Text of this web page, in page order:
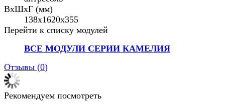
ВхШхГ (мм)
138х1620х355
Перейти к списку модулей
ВСЕ МОДУЛИ СЕРИИ КАМЕЛИЯ
Отзывы (0)
Рекомендуем посмотреть